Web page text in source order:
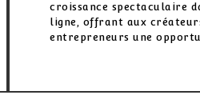
croissance spectaculaire
ligne, offrant aux
entrepreneurs une